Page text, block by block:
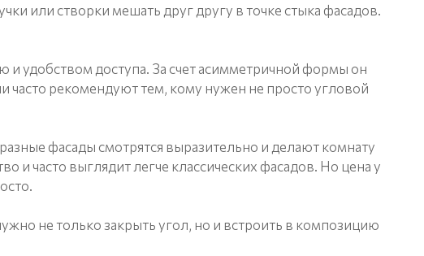
или створки мешать друг другу в точке стыка фасадов.
удобством доступа. За счет асимметричной формы он
рекомендуют тем, кому нужен не просто угловой
фасады смотрятся выразительно и делают комнату
и часто выглядит легче классических фасадов. Но цена у
не только закрыть угол, но и встроить в композицию